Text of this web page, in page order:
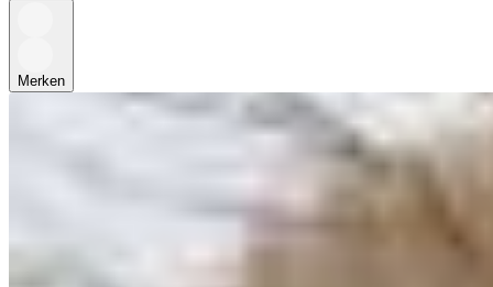
Merken